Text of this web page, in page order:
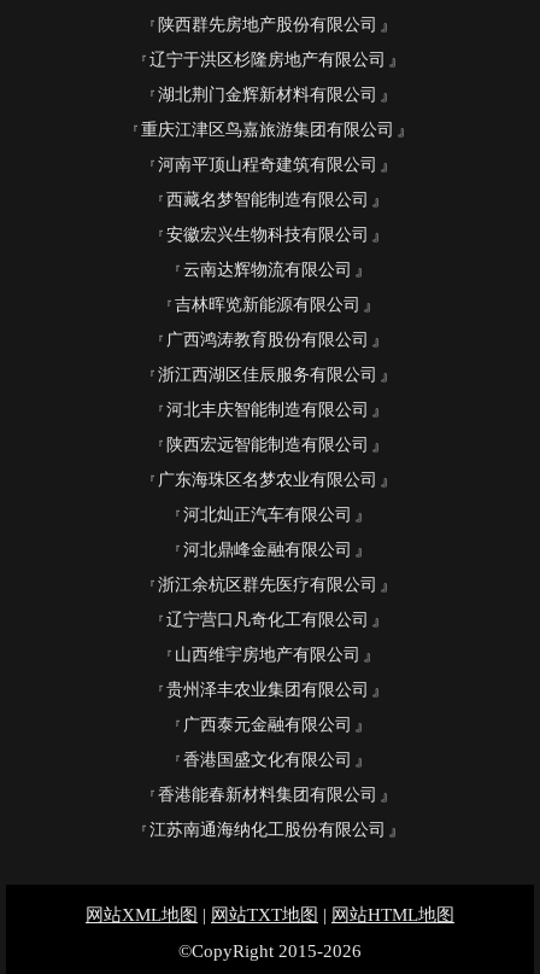
陕西群先房地产股份有限公司
辽宁于洪区杉隆房地产有限公司
湖北荆门金辉新材料有限公司
重庆江津区鸟嘉旅游集团有限公司
河南平顶山程奇建筑有限公司
西藏名梦智能制造有限公司
安徽宏兴生物科技有限公司
云南达辉物流有限公司
吉林晖览新能源有限公司
广西鸿涛教育股份有限公司
浙江西湖区佳辰服务有限公司
河北丰庆智能制造有限公司
陕西宏远智能制造有限公司
广东海珠区名梦农业有限公司
河北灿正汽车有限公司
河北鼎峰金融有限公司
浙江余杭区群先医疗有限公司
辽宁营口凡奇化工有限公司
山西维宇房地产有限公司
贵州泽丰农业集团有限公司
广西泰元金融有限公司
香港国盛文化有限公司
香港能春新材料集团有限公司
江苏南通海纳化工股份有限公司
网站XML地图 | 网站TXT地图 | 网站HTML地图
©CopyRight 2015-2026